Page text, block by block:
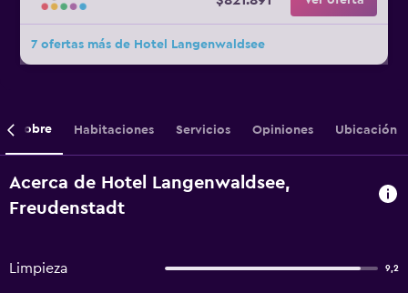
7 ofertas más de Hotel Langenwaldsee
Sobre Habitaciones Servicios Opiniones Ubicación
Acerca de Hotel Langenwaldsee,
Freudenstadt
Limpieza 9,2